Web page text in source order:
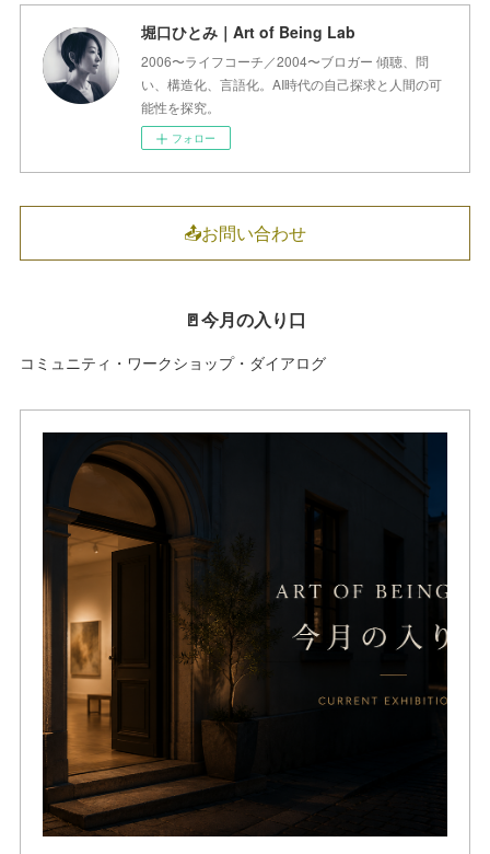
堀口ひとみ｜Art of Being Lab
2006〜ライフコーチ／2004〜ブロガー 傾聴、問
い、構造化、言語化。AI時代の自己探求と人間の可
能性を探究。
フォロー
📤お問い合わせ
🚪今月の入り口
コミュニティ・ワークショップ・ダイアログ